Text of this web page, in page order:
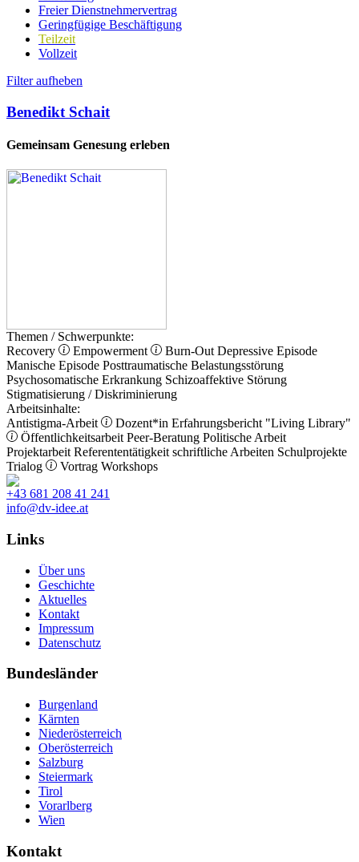
Freier Dienstnehmervertrag
Geringfügige Beschäftigung
Teilzeit
Vollzeit
Filter aufheben
Benedikt Schait
Gemeinsam Genesung erleben
Themen / Schwerpunkte:
Recovery
Empowerment Burn-Out Depressive Episode
Manische Episode Posttraumatische Belastungsstörung
Psychosomatische Erkrankung Schizoaffektive Störung
Stigmatisierung / Diskriminierung
Arbeitsinhalte:
Antistigma-Arbeit
Dozent*in Erfahrungsbericht "Living Library"
Öffentlichkeitsarbeit Peer-Beratung Politische Arbeit
Projektarbeit Referententätigkeit schriftliche Arbeiten Schulprojekte
Trialog
Vortrag Workshops
+43 681 208 41 241
info@dv-idee.at
Links
Über uns
Geschichte
Aktuelles
Kontakt
Impressum
Datenschutz
Bundesländer
Burgenland
Kärnten
Niederösterreich
Oberösterreich
Salzburg
Steiermark
Tirol
Vorarlberg
Wien
Kontakt